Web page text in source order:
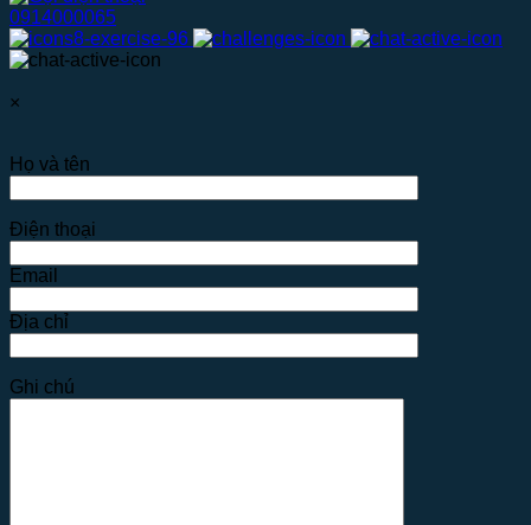
0914000065
×
Họ và tên
Điện thoại
Email
Địa chỉ
Ghi chú